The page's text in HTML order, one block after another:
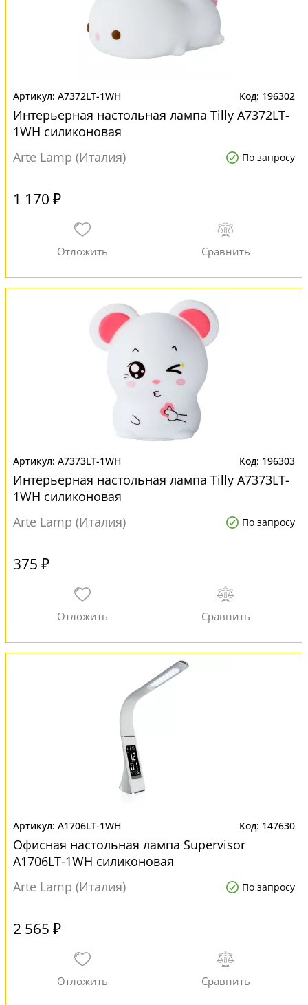
A7372LT-1WH 196302
Интерьерная настольная лампа Tilly A7372LT-
1WH силиконовая
Arte Lamp (Италия)
По запросу
1 170 ₽
A7373LT-1WH 196303
Интерьерная настольная лампа Tilly A7373LT-
1WH силиконовая
Arte Lamp (Италия)
По запросу
375 ₽
A1706LT-1WH 147630
Офисная настольная лампа Supervisor
A1706LT-1WH силиконовая
Arte Lamp (Италия)
По запросу
2 565 ₽